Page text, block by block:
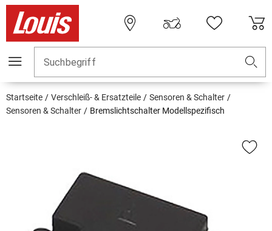
Suchbegriff
Startseite Verschleiß- & Ersatzteile
Sensoren & Schalter
Sensoren & Schalter
Bremslichtschalter Modellspezifisch